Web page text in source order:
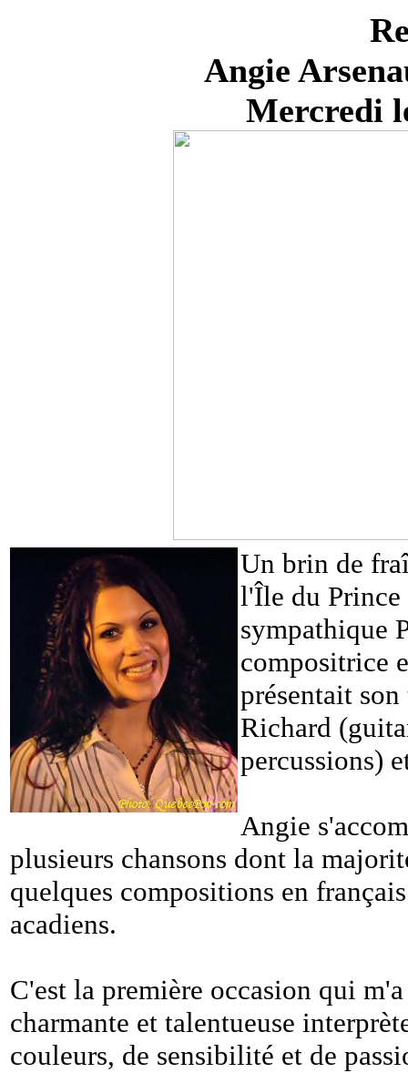
Angie
Mercredi
Un brin de
l'Île du Prince
sympathique
compositrice
présentait
Richard
percussions)
Angie
plusieurs chansons dont la
quelques compositions en
acadiens.
C'est la première occasion qui
charmante et talentueuse
couleurs, de sensibilité et de